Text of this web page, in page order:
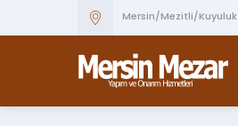
Mersin/Mezitli/Kuyuluk